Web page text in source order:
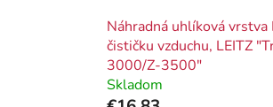
Náhradná uhlíková
čističku vzduchu, LEITZ
3000/Z-3500"
Skladom